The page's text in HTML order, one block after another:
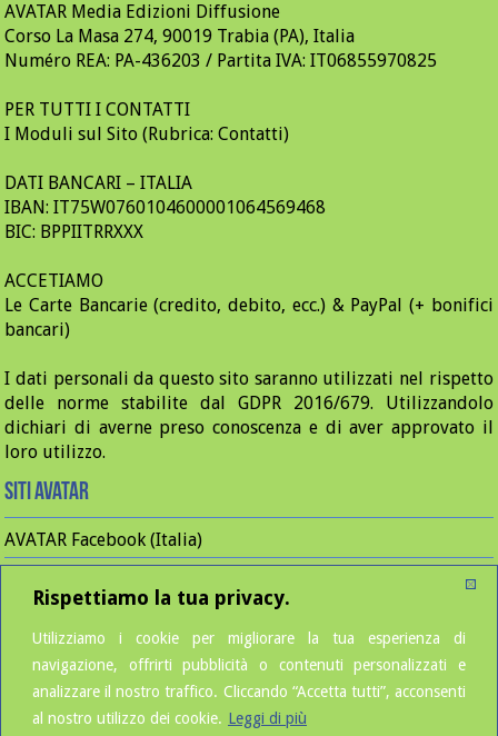
Rispettiamo la tua privacy.
Utilizziamo i cookie per migliorare la tua esperienza di
navigazione, offrirti pubblicità o contenuti personalizzati e
analizzare il nostro traffico. Cliccando “Accetta tutti”, acconsenti
al nostro utilizzo dei cookie. Leggi di più
AVATAR Media Edizioni Diffusione
Corso La Masa 274, 90019 Trabia (PA), Italia
Numéro REA: PA-436203 / Partita IVA: IT06855970825
PER TUTTI I CONTATTI
I Moduli sul Sito (Rubrica: Contatti)
DATI BANCARI – ITALIA
IBAN: IT75W0760104600001064569468
BIC: BPPIITRRXXX
ACCETIAMO
Le Carte Bancarie (credito, debito, ecc.) & PayPal (+ bonifici
bancari)
I dati personali da questo sito saranno utilizzati nel rispetto
delle norme stabilite dal GDPR 2016/679. Utilizzandolo
dichiari di averne preso conoscenza e di aver approvato il
loro utilizzo.
Siti Avatar
AVATAR Facebook (Italia)
AVATAR Editions (France)
AVATAR Facebook (France)
AVATAR Instagram (France)
AVATAR LinkedIn (Fr & It)